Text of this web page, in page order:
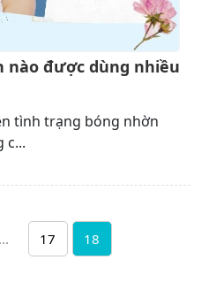
nào được dùng nhiều
tình trạng bóng nhờn
c...
... 17 18